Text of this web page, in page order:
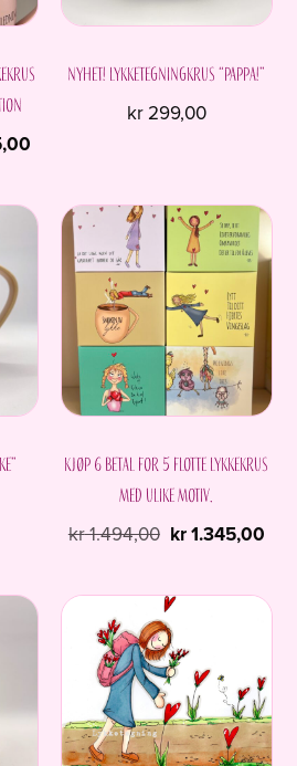
kr 1.495,00.
NYHET! Lykketegningkrus “Pappa!”
kr299,00
Kjøp 6 betal for 5 flotte Lykkekrus
med ulike motiv.
kr1.494,00 Opprinnelig
kr 1.494,00.
kr1.345,00
kr